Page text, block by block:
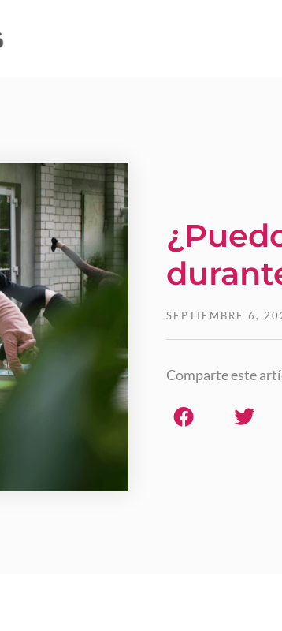
SEPTIEMBRE 6,
Comparte este